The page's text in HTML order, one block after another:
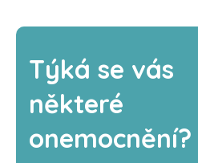
Týká se vás
některé
onemocnění?